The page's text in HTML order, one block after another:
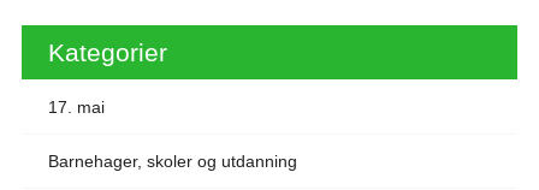
Kategorier
17. mai
Barnehager, skoler og utdanning